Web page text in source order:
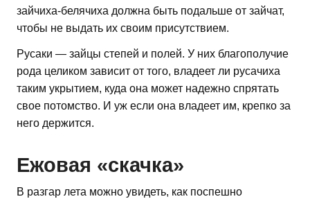
зайчиха-белячиха должна быть подальше от зайчат,
чтобы не выдать их своим присутствием.
Русаки — зайцы степей и полей. У них благополучие
рода целиком зависит от того, владеет ли русачиха
таким укрытием, куда она может надежно спрятать
свое потомство. И уж если она владеет им, крепко за
него держится.
Ежовая «скачка»
В разгар лета можно увидеть, как поспешно